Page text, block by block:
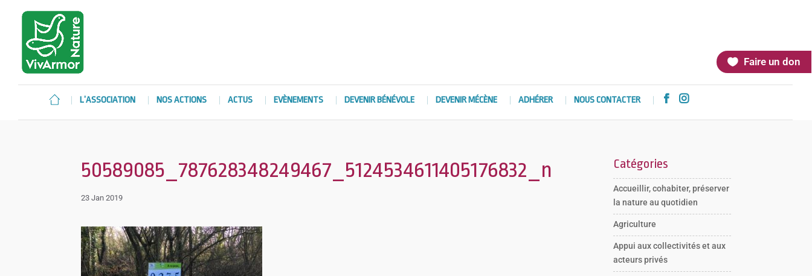
Faire un don
L’ASSOCIATION NOS ACTIONS ACTUS EVÈNEMENTS DEVENIR BÉNÉVOLE DEVENIR MÉCÈNE ADHÉRER NOUS CONTACTER  
50589085_787628348249467_5124534611405176832_n
23 Jan 2019
Catégories
Accueillir, cohabiter, préserver
la nature au quotidien
Agriculture
Appui aux collectivités et aux
acteurs privés